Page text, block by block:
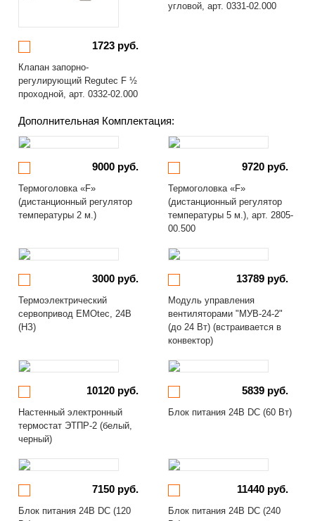
1723 руб.
Клапан запорно-
регулирующий Regutec F ½
проходной, арт. 0332-02.000
угловой, арт. 0331-02.000
Дополнительная Комплектация:
9000 руб.
Термоголовка «F»
(дистанционный регулятор
температуры 2 м.)
9720 руб.
Термоголовка «F»
(дистанционный регулятор
температуры 5 м.), арт. 2805-
00.500
3000 руб.
Термоэлектрический
сервопривод EMOtec, 24В
(НЗ)
13789 руб.
Модуль управления
вентиляторами "МУВ-24-2"
(до 24 Вт) (встраивается в
конвектор)
10120 руб.
Настенный электронный
термостат ЭТПР-2 (белый,
черный)
5839 руб.
Блок питания 24В DC (60 Вт)
7150 руб.
Блок питания 24В DC (120
11440 руб.
Блок питания 24В DC (240